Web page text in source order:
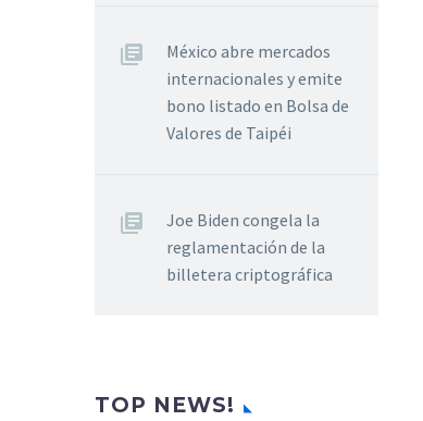
México abre mercados
internacionales y emite
bono listado en Bolsa de
Valores de Taipéi
Joe Biden congela la
reglamentación de la
billetera criptográfica
TOP NEWS!